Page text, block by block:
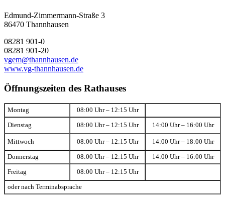
Edmund-Zimmermann-Straße 3
86470 Thannhausen
08281 901-0
08281 901-20
vgem@thannhausen.de
www.vg-thannhausen.de
Öffnungszeiten des Rathauses
Montag 08:00 Uhr – 12:15 Uhr
Dienstag 08:00 Uhr – 12:15 Uhr 14:00 Uhr – 16:00 Uhr
Mittwoch 08:00 Uhr – 12:15 Uhr 14:00 Uhr – 18:00 Uhr
Donnerstag 08:00 Uhr – 12:15 Uhr 14:00 Uhr – 16:00 Uhr
Freitag 08:00 Uhr – 12:15 Uhr
oder nach Terminabsprache